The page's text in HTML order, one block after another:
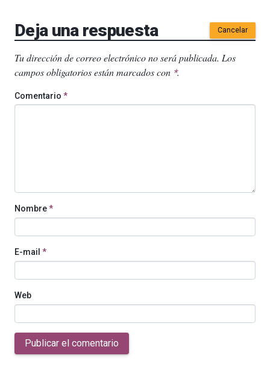
Deja una respuesta Cancelar
Tu dirección de correo electrónico no será publicada. Los
campos obligatorios están marcados con *.
Comentario *
Nombre*
E-mail *
Web
Publicar el comentario